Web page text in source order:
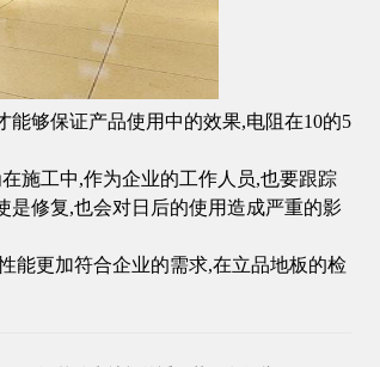
能够保证产品使用中的效果,电阻在10的5
施工中,作为企业的工作人员,也要跟踪
是修复,也会对日后的使用造成严重的影
能更加符合企业的需求,在立品地板的检